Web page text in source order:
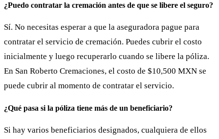
¿Puedo contratar la cremación antes de que se libere el seguro?
Sí. No necesitas esperar a que la aseguradora pague para
contratar el servicio de cremación. Puedes cubrir el costo
inicialmente y luego recuperarlo cuando se libere la póliza.
En San Roberto Cremaciones, el costo de $10,500 MXN se
puede cubrir al momento de contratar el servicio.
¿Qué pasa si la póliza tiene más de un beneficiario?
Si hay varios beneficiarios designados, cualquiera de ellos